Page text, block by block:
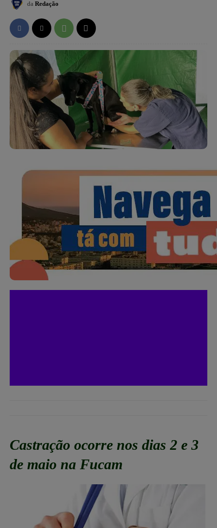
da Redação
Castração ocorre nos dias 2 e 3
de maio na Fucam